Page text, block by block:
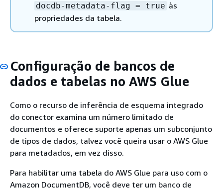
docdb-metadata-flag = true às
propriedades da tabela.
Configuração de bancos de
dados e tabelas no AWS Glue
Como o recurso de inferência de esquema integrado
do conector examina um número limitado de
documentos e oferece suporte apenas um subconjunto
de tipos de dados, talvez você queira usar o AWS Glue
para metadados, em vez disso.
Para habilitar uma tabela do AWS Glue para uso com o
Amazon DocumentDB, você deve ter um banco de